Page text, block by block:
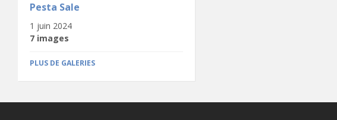
Pesta Sale
1 juin 2024
7 images
PLUS DE GALERIES